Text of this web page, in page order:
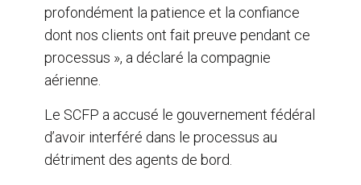
profondément la patience et la confiance
dont nos clients ont fait preuve pendant ce
processus », a déclaré la compagnie
aérienne.
Le SCFP a accusé le gouvernement fédéral
d’avoir interféré dans le processus au
détriment des agents de bord.